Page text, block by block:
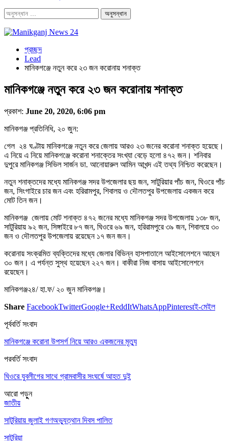
প্রচ্ছদ
Lead
মানিকগঞ্জে নতুন করে ২৩ জন করোনায় শনাক্ত
মানিকগঞ্জে নতুন করে ২৩ জন করোনায় শনাক্ত
প্রকাশ: June 20, 2020, 6:06 pm
মানিকগঞ্জ প্রতিনিধি, ২০ জুন:
গেল ২৪ ঘণ্টায় মানিকগঞ্জে নতুন করে জেলায় আরও ২৩ জনের করোনা শনাক্ত হয়েছে।
এ নিয়ে এ নিয়ে মানিকগঞ্জে করোনা শনাক্তের সংখ্যা বেড়ে হলো ৪৭২ জন। শনিবার
দুপুরে মানিকগঞ্জ সিভিল সার্জন ডা. আনোয়ারুল আমিন আখন্দ এই তথ্য নিশ্চিত করেছেন।
নতুন শনাক্তদের মধ্যে মানিকগঞ্জ সদর উপজেলার ছয় জন, সাটুরিয়ার পাঁচ জন, ঘিওরে পাঁচ
জন, সিংগাইরে চার জন এবং হরিরামপুর, শিবালয় ও দৌলতপুর উপজেলায় একজন করে
মোট তিন জন।
মানিকগঞ্জ জেলায় মোট শনাক্ত ৪৭২ জনের মধ্যে মানিকগঞ্জ সদর উপজেলায় ১৩৮ জন,
সাটুরিয়ায় ৯২ জন, সিঙ্গাইরে ৮৭ জন, ঘিওরে ৬৯ জন, হরিরামপুরে ৩৯ জন, শিবালয়ে ৩০
জন ও দৌলতপুর উপজেলায় রয়েছেন ১৭ জন জন।
করোনায় সংক্রমিত ব্যক্তিদের মধ্যে জেলার বিভিন্ন হাসপাতালে আইসোলেশনে আছেন
৩০ জন। এ পর্যন্ত সুস্থ হয়েছেন ২২৭ জন। বাকীরা নিজ বাসায় আইসোলেশনে
রয়েছেন।
মানিকগঞ্জ২৪/ হা.ফ/ ২০ জুন মানিকগঞ্জ।
Share FacebookTwitterGoogle+ReddItWhatsAppPinterestই-মেইল
পূর্ববর্তি সংবাদ
মানিকগঞ্জে করোনা উপসর্গ নিয়ে আরও একজনের মৃত্যু
পরবর্তি সংবাদ
ঘিওরে যুবলীগের সাথে গ্রামবাসীর সংঘর্ষে আহত দুই
আরো পড়ুুন
জাতীয়
সাটুরিয়ায় জুলাই গণঅভ্যুত্থান দিবস পালিত
সাটুরিয়া